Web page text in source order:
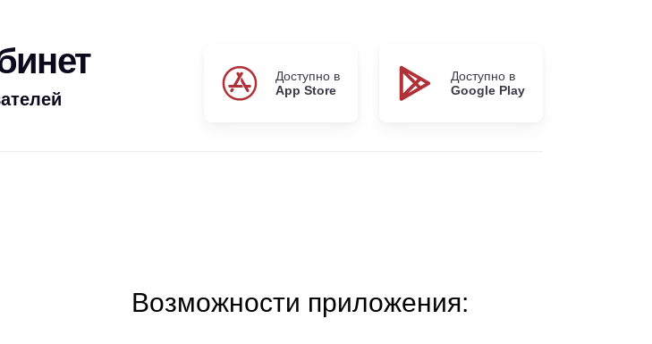
Доступно в
App Store
Доступно в
Google Play
Возможности приложения: